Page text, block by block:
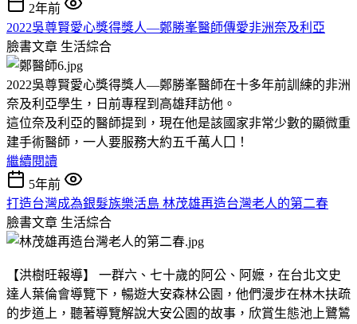
2年前
2022吳尊賢愛心獎得獎人—鄭勝峯醫師傳愛非洲奈及利亞
臉書文章 生活綜合
2022吳尊賢愛心獎得獎人—鄭勝峯醫師在十多年前訓練的非洲
奈及利亞學生，日前專程到高雄拜訪他。
這位奈及利亞的醫師提到，現在他是該國家非常少數的顯微重
建手術醫師，一人要服務大約五千萬人囗！
繼續閱讀
5年前
打造台灣成為銀髮族樂活島 林茂雄再造台灣老人的第二春
臉書文章 生活綜合
【洪樹旺報導】 一群六、七十歲的阿公、阿嬷，在台北文史
達人葉倫會導覽下，暢遊大安森林公園，他們漫步在林木扶疏
的步道上，聽著導覽解說大安公園的故事，欣賞生態池上鷺鷥